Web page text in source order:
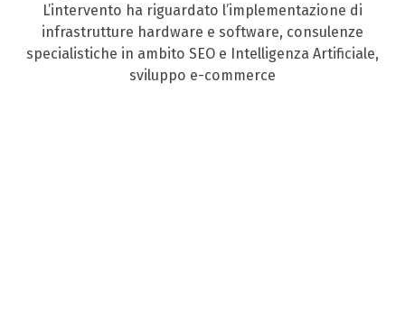
L’intervento ha riguardato l’implementazione di
infrastrutture hardware e software, consulenze
specialistiche in ambito SEO e Intelligenza Artificiale,
sviluppo e-commerce